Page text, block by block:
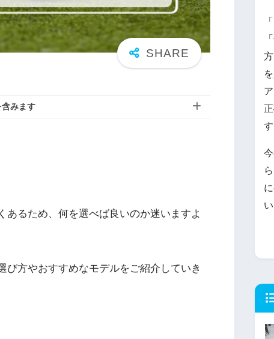
みます
るため、何を選べば良いのか迷いますよ
び方やおすすめなモデルをご紹介していき
す